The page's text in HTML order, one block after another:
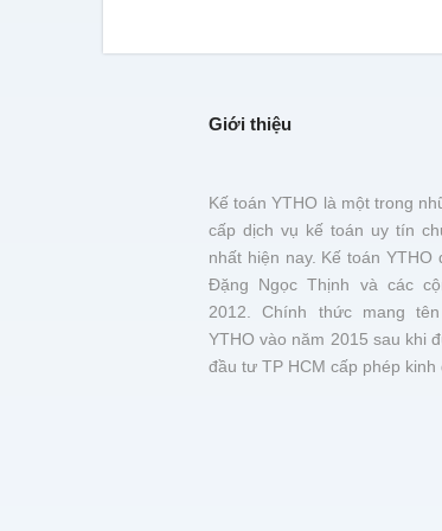
Giới thiệu
Kế toán YTHO là một trong
cấp dịch vụ kế toán uy tín
nhất hiện nay. Kế toán YTHO
Đặng Ngọc Thịnh và các
2012. Chính thức mang
YTHO vào năm 2015 sau khi
đầu tư TP HCM cấp phép kinh